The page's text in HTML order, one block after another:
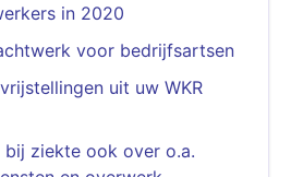
in 2020
voor bedrijfsartsen
uit uw WKR
ziekte ook over o.a.